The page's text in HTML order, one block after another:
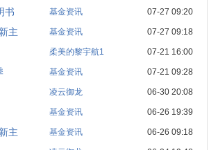
书 基金资讯 07-27 09:20
主 基金资讯 07-27 09:18
柔美的黎宇航1 07-21 16:00
基金资讯 07-21 09:28
凌云御龙 06-30 20:08
基金资讯 06-26 19:39
主 基金资讯 06-26 09:18